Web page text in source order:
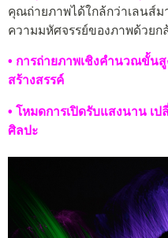
คุณถ่ายภาพได้ใกล้กว่าเลนส์ม
ความมหัศจรรย์ของภาพด้วยก
• การถ่ายภาพเชิงคำนวณขั้น
สร้างสรรค์
• โหมดการเปิดรับแสงนาน เ
ศิลปะ